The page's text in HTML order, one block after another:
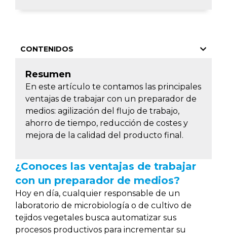
CONTENIDOS
Resumen
En este artículo te contamos las principales
ventajas de trabajar con un preparador de
medios: agilización del flujo de trabajo,
ahorro de tiempo, reducción de costes y
mejora de la calidad del producto final.
¿Conoces las ventajas de trabajar
con un preparador de medios?
Hoy en día, cualquier responsable de un
laboratorio de microbiología o de cultivo de
tejidos vegetales busca automatizar sus
procesos productivos para incrementar su